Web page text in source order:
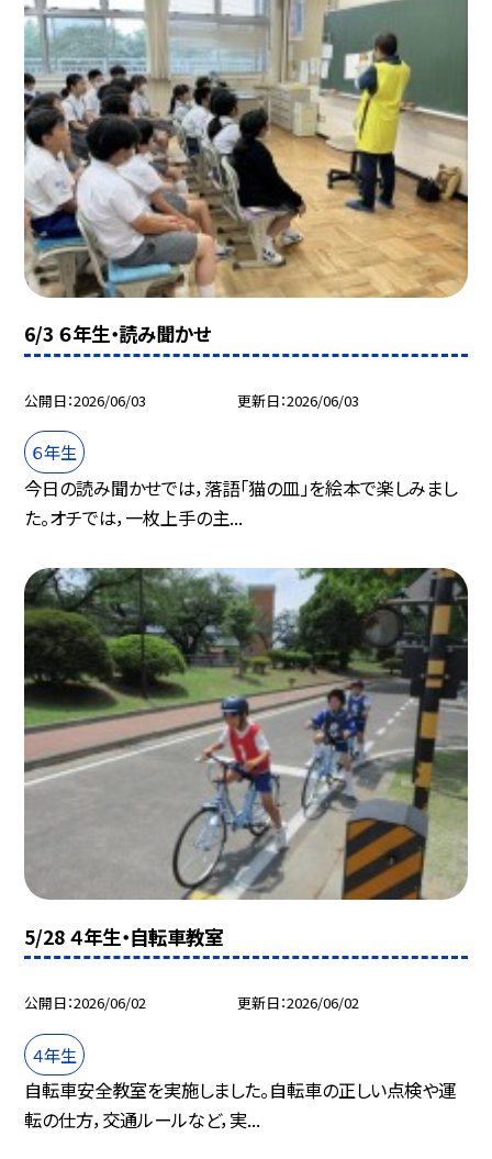
6/3 ６年生・読み聞かせ
公開日 2026/06/03 更新日 2026/06/03
６年生
今日の読み聞かせでは，落語「猫の皿」を絵本で楽しみまし
た。オチでは，一枚上手の主...
5/28 ４年生・自転車教室
公開日 2026/06/02 更新日 2026/06/02
４年生
自転車安全教室を実施しました。自転車の正しい点検や運
転の仕方，交通ルールなど，実...